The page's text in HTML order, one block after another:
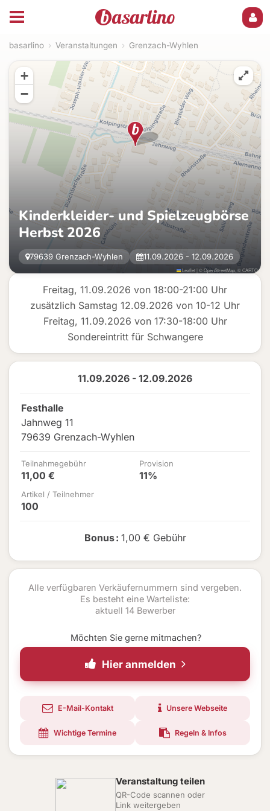
basarlino › Veranstaltungen › Grenzach-Wyhlen
Freitag, 11.09.2026 von 18:00-21:00 Uhr
zusätzlich Samstag 12.09.2026 von 10-12 Uhr
Freitag, 11.09.2026 von 17:30-18:00 Uhr
Sondereintritt für Schwangere
11.09.2026 - 12.09.2026
Festhalle
Jahnweg 11
79639 Grenzach-Wyhlen
Teilnahmegebühr
11,00 €
Provision
11%
Artikel / Teilnehmer
100
Bonus: 1,00 € Gebühr
Alle verfügbaren Verkäufernummern sind vergeben.
Es besteht eine Warteliste:
aktuell 14 Bewerber
Möchten Sie gerne mitmachen?
Hier anmelden
E-Mail-Kontakt Unsere Webseite
Wichtige Termine Regeln & Infos
Kinderkleider- und Spielzeugbörse
Herbst 2026
79639 Grenzach-Wyhlen 11.09.2026 - 12.09.2026
+
−
Leaflet|©OpenStreetMap , ©CARTO
Veranstaltung teilen
QR-Code scannen oder
Link weitergeben